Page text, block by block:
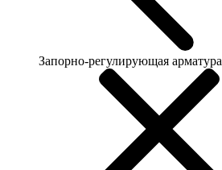
Запорно-регулирующая арматура